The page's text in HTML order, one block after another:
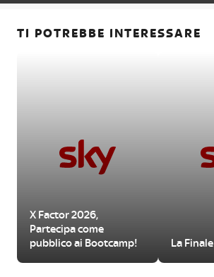
TI POTREBBE INTERESSARE
X Factor 2026,
Partecipa come
pubblico ai Bootcamp!
La Finale